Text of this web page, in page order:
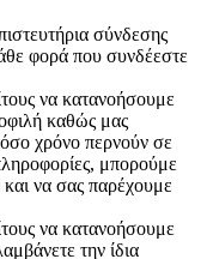
σύνδεσης
φορά που συνδέεστε
να κατανοήσουμε
καθώς μας
χρόνο περνούν σε
μπορούμε
να σας παρέχουμε
να κατανοήσουμε
την ίδια